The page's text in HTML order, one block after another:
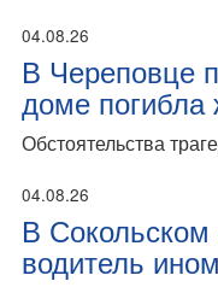
04.08.26
В Череповце
доме
Обстоятельства
04.08.26
В Сокольском
водитель